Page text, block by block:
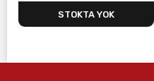
STOKTA YOK